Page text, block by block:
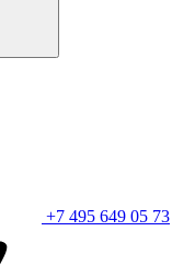
+7 495 649 05 73